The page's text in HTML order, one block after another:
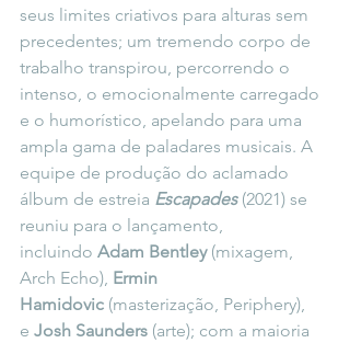
seus limites criativos para alturas sem
precedentes; um tremendo corpo de
trabalho transpirou, percorrendo o
intenso, o emocionalmente carregado
e o humorístico, apelando para uma
ampla gama de paladares musicais. A
equipe de produção do aclamado
álbum de estreia Escapades (2021) se
reuniu para o lançamento,
incluindo Adam Bentley (mixagem,
Arch Echo), Ermin
Hamidovic (masterização, Periphery),
e Josh Saunders (arte); com a maioria